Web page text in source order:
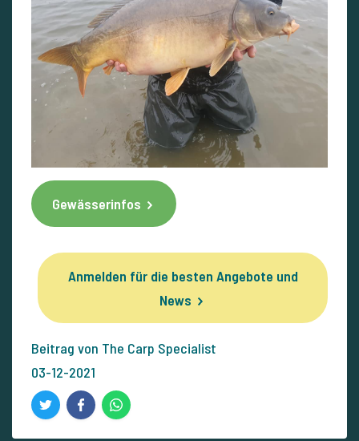
Gewässerinfos
Anmelden für die besten Angebote und
News
Beitrag von The Carp Specialist
03-12-2021